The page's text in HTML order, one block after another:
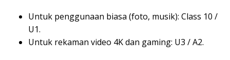
Untuk penggunaan biasa (foto, musik): Class 10 /
U1.
Untuk rekaman video 4K dan gaming: U3 / A2.